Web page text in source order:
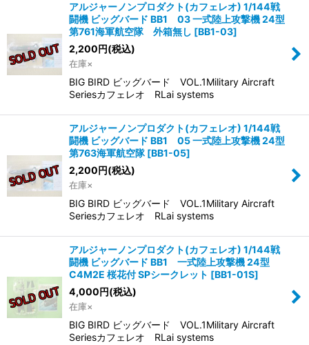
アルジャーノンプロダクト(カフェレオ) 1/144戦
闘機 ビッグバード BB1 03 一式陸上攻撃機 24型
第761海軍航空隊 外箱無し [BB1-03]
2,200円(税込)
在庫×
BIG BIRD ビッグバード VOL.1Military Aircraft
Seriesカフェレオ RLai systems
アルジャーノンプロダクト(カフェレオ) 1/144戦
闘機 ビッグバード BB1 05 一式陸上攻撃機 24型
第763海軍航空隊 [BB1-05]
2,200円(税込)
在庫×
BIG BIRD ビッグバード VOL.1Military Aircraft
Seriesカフェレオ RLai systems
アルジャーノンプロダクト(カフェレオ) 1/144戦
闘機 ビッグバード BB1 一式陸上攻撃機 24型
C4M2E 桜花付 SPシークレット [BB1-01S]
4,000円(税込)
在庫×
BIG BIRD ビッグバード VOL.1Military Aircraft
Seriesカフェレオ RLai systems